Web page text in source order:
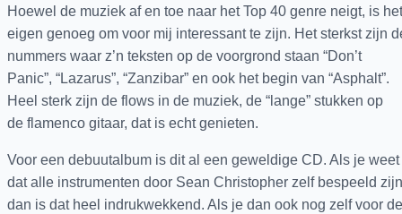
Hoewel de muziek af en toe naar het Top 40 genre neigt, is het
eigen genoeg om voor mij interessant te zijn. Het sterkst zijn
nummers waar z’n teksten op de voorgrond staan “Don’t
Panic”, “Lazarus”, “Zanzibar” en ook het begin van “Asphalt”.
Heel sterk zijn de flows in de muziek, de “lange” stukken op
de flamenco gitaar, dat is echt genieten.
Voor een debuutalbum is dit al een geweldige CD. Als je weet
dat alle instrumenten door Sean Christopher zelf bespeeld zijn
dan is dat heel indrukwekkend. Als je dan ook nog zelf voor de